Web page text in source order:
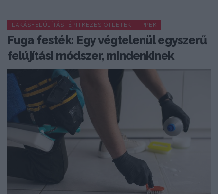
LAKÁSFELÚJÍTÁS, ÉPÍTKEZÉS ÖTLETEK, TIPPEK
Fuga festék: Egy végtelenül egyszerű
felújítási módszer, mindenkinek